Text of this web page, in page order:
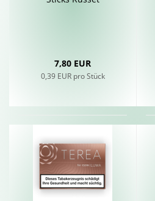
7,80 EUR
0,39 EUR pro Stück